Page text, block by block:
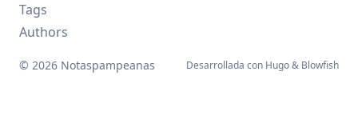
Tags
Authors
© 2026 Notaspampeanas Desarrollada con Hugo& Blowfish